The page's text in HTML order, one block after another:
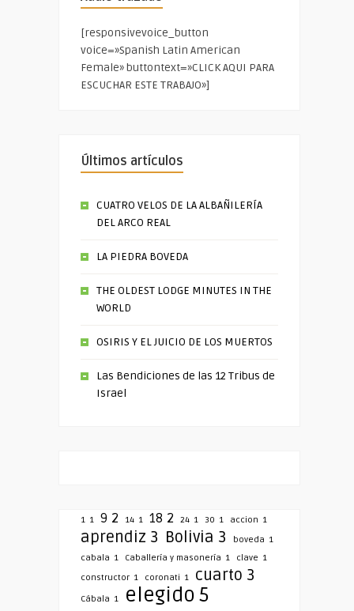
[responsivevoice_button
voice=»Spanish Latin American
Female» buttontext=»CLICK AQUI PARA
ESCUCHAR ESTE TRABAJO»]
Últimos artículos
CUATRO VELOS DE LA ALBAÑILERÍA
DEL ARCO REAL
LA PIEDRA BOVEDA
THE OLDEST LODGE MINUTES IN THE
WORLD
OSIRIS Y EL JUICIO DE LOS MUERTOS
Las Bendiciones de las 12 Tribus de
Israel
1 1 9 2 14 1 18 2 24 1 30 1 accion 1
aprendiz 3 Bolivia 3 boveda 1
cabala 1 Caballería y masonería 1 clave 1
constructor 1 coronati 1 cuarto 3
Cábala 1 elegido5